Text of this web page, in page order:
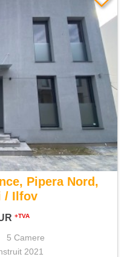
5 camere
Pipera Nord,
/ Ilfov
+TVA
5 Camere
2021